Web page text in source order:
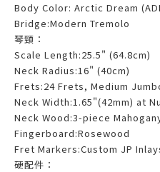
Body Color: Arctic Dream
Bridge:Modern Tremolo
琴頸：
Scale Length:25.5" (64.8cm)
Neck Radius:16" (40cm)
Frets:24 Frets, Medium
Neck Width:1.65"(42mm) at
Neck Wood:3-piece
Fingerboard:Rosewood
Fret Markers:Custom JP
硬配件：